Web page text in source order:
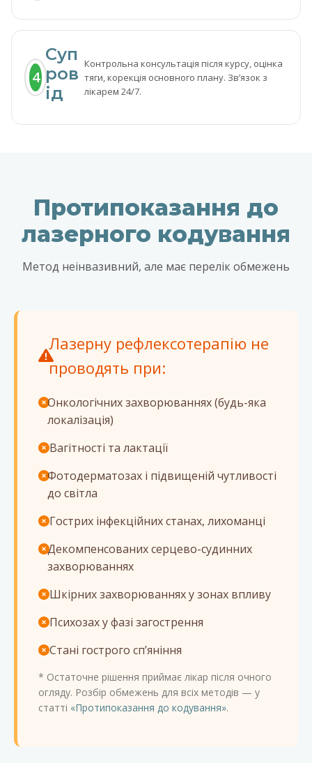
4
Суп
ров
ід
Контрольна консультація після курсу, оцінка
тяги, корекція основного плану. Звʼязок з
лікарем 24/7.
Протипоказання до
лазерного кодування
Метод неінвазивний, але має перелік обмежень
Лазерну рефлексотерапію не
проводять при:
Онкологічних захворюваннях (будь-яка
локалізація)
Вагітності та лактації
Фотодерматозах і підвищеній чутливості
до світла
Гострих інфекційних станах, лихоманці
Декомпенсованих серцево-судинних
захворюваннях
Шкірних захворюваннях у зонах впливу
Психозах у фазі загострення
Стані гострого спʼяніння
* Остаточне рішення приймає лікар після очного
огляду. Розбір обмежень для всіх методів — у
статті «Протипоказання до кодування».